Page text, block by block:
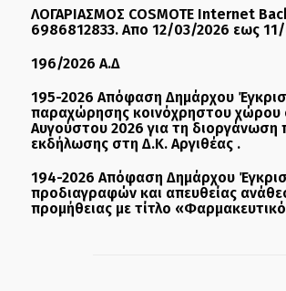
ΛΟΓΑΡΙΑΣΜΟΣ COSMOTE Internet
6986812833. Απο 12/03/2026 εως
196/2026 Α.Δ
195-2026 Απόφαση Δημάρχου
παραχώρησης κοινόχρηστου χώρου
Αυγούστου 2026 για τη διοργάνωση
εκδήλωσης στη Δ.Κ. Αργιθέας .
194-2026 Απόφαση Δημάρχου
προδιαγραφών και απευθείας
προμήθειας με τίτλο